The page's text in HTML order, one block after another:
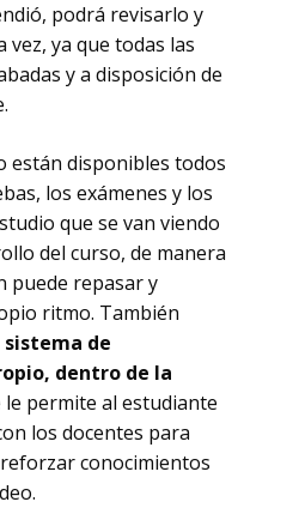
podrá revisarlo y
ya que todas las
y a disposición de
están disponibles todos
los exámenes y los
que se van viendo
del curso, de manera
puede repasar y
ritmo. También
sistema de
dentro de la
le permite al estudiante
los docentes para
conocimientos